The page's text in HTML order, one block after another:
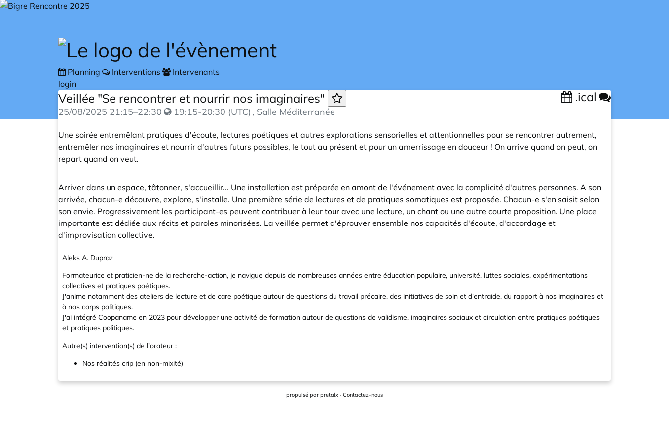
Skip to main content
Planning Interventions
Intervenants
login
Veillée "Se rencontrer et nourrir nos imaginaires" .ical
25/08/2025 21:15–22:30 19:15-20:30 (UTC) , Salle Méditerranée
Une soirée entremêlant pratiques d'écoute, lectures poétiques et autres explorations sensorielles et attentionnelles pour se rencontrer autrement,
entremêler nos imaginaires et nourrir d'autres futurs possibles, le tout au présent et pour un amerrissage en douceur ! On arrive quand on peut, on
repart quand on veut.
Arriver dans un espace, tâtonner, s'accueillir... Une installation est préparée en amont de l'événement avec la complicité d'autres personnes. A son
arrivée, chacun-e découvre, explore, s'installe. Une première série de lectures et de pratiques somatiques est proposée. Chacun-e s'en saisit selon
son envie. Progressivement les participant-es peuvent contribuer à leur tour avec une lecture, un chant ou une autre courte proposition. Une place
importante est dédiée aux récits et paroles minorisées. La veillée permet d'éprouver ensemble nos capacités d'écoute, d'accordage et
d'improvisation collective.
Aleks A. Dupraz
Formateurice et praticien-ne de la recherche-action, je navigue depuis de nombreuses années entre éducation populaire, université, luttes sociales, expérimentations
collectives et pratiques poétiques.
J'anime notamment des ateliers de lecture et de care poétique autour de questions du travail précaire, des initiatives de soin et d'entraide, du rapport à nos imaginaires et
à nos corps politiques.
J'ai intégré Coopaname en 2023 pour développer une activité de formation autour de questions de validisme, imaginaires sociaux et circulation entre pratiques poétiques
et pratiques politiques.
Autre(s) intervention(s) de l'orateur :
Nos réalités crip (en non-mixité)
propulsé par pretalx · Contactez-nous